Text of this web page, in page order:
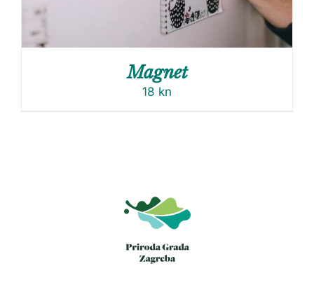
Magnet
18 kn